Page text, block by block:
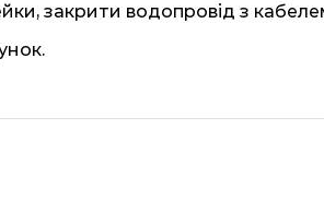
закрити водопровід з